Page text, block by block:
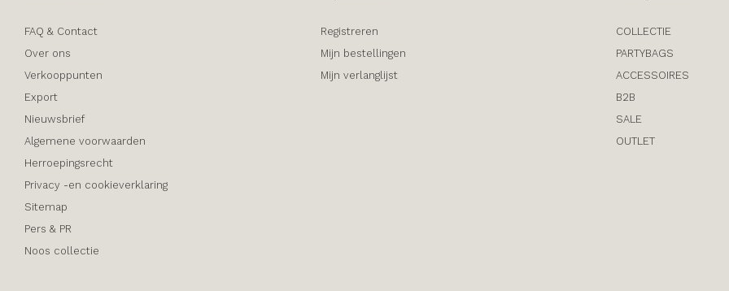
FAQ & Contact
Over ons
Verkooppunten
Export
Nieuwsbrief
Algemene voorwaarden
Herroepingsrecht
Privacy -en cookieverklaring
Sitemap
Pers & PR
Noos collectie
Registreren
Mijn bestellingen
Mijn verlanglijst
COLLECTIE
PARTYBAGS
ACCESSOIRES
B2B
SALE
OUTLET